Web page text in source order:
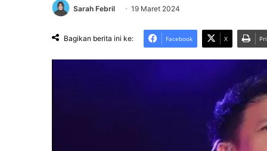
Sarah Febril 19 Maret 2024
Bagikan berita ini ke: Facebook X